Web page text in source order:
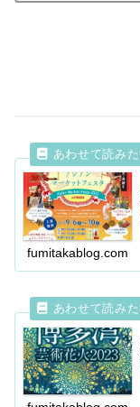
fumitakablog.com